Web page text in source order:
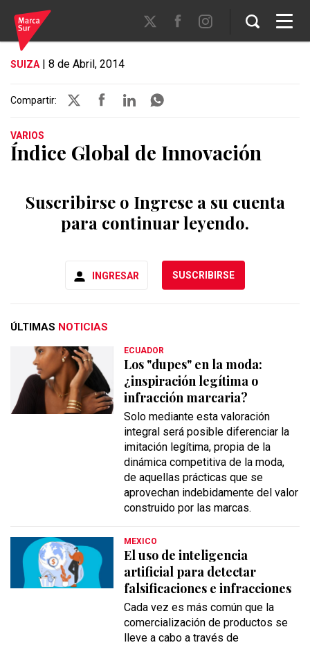
SUIZA| 8 de Abril, 2014
Compartir:
VARIOS
Índice Global de Innovación
Suscribirse o Ingrese a su cuenta
para continuar leyendo.
INGRESAR SUSCRIBIRSE
ÚLTIMAS NOTICIAS
ECUADOR
Los "dupes" en la moda:
¿inspiración legítima o
infracción marcaria?
Solo mediante esta valoración
integral será posible diferenciar la
imitación legítima, propia de la
dinámica competitiva de la moda,
de aquellas prácticas que se
aprovechan indebidamente del valor
construido por las marcas.
MEXICO
El uso de inteligencia
artificial para detectar
falsificaciones e infracciones
Cada vez es más común que la
comercialización de productos se
lleve a cabo a través de